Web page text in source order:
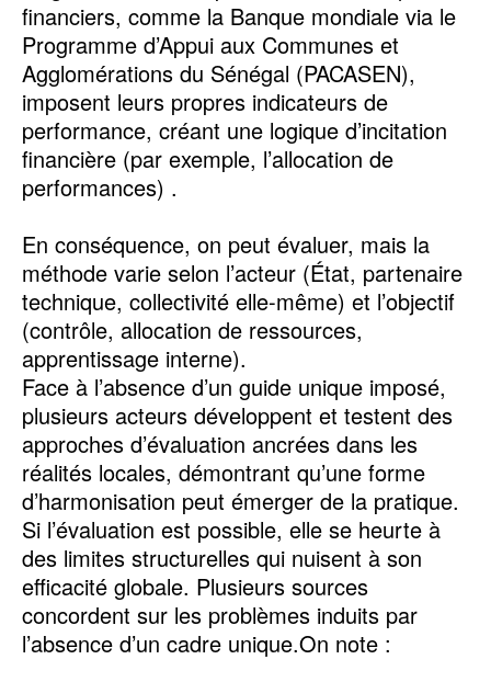
financiers, comme la Banque mondiale via le
Programme d’Appui aux Communes et
Agglomérations du Sénégal (PACASEN),
imposent leurs propres indicateurs de
performance, créant une logique d’incitation
financière (par exemple, l’allocation de
performances) .
En conséquence, on peut évaluer, mais la
méthode varie selon l’acteur (État, partenaire
technique, collectivité elle-même) et l’objectif
(contrôle, allocation de ressources,
apprentissage interne).
Face à l’absence d’un guide unique imposé,
plusieurs acteurs développent et testent des
approches d’évaluation ancrées dans les
réalités locales, démontrant qu’une forme
d’harmonisation peut émerger de la pratique.
Si l’évaluation est possible, elle se heurte à
des limites structurelles qui nuisent à son
efficacité globale. Plusieurs sources
concordent sur les problèmes induits par
l’absence d’un cadre unique.On note :